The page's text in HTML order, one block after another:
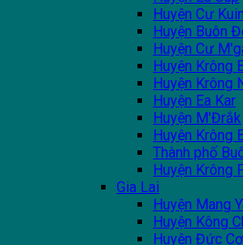
Huyện Cư Kuin
Huyện Buôn
Huyện Cư
Huyện Krông
Huyện Krông
Huyện Ea Kar
Huyện M'Đrắk
Huyện Krông
Thành phố
Huyện Krông
Gia Lai
Huyện Mang
Huyện Kông
Huyện Đức Cơ